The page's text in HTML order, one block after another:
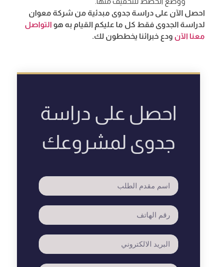
احصل الآن على دراسة جدوى مبدئية من شركة معوان
لدراسة الجدوى فقط كل ما عليكم القيام به هو التواصل
معنا الآن ودع خبرائنا يخططون لك.
احصل على دراسة
جدوى لمشروعك